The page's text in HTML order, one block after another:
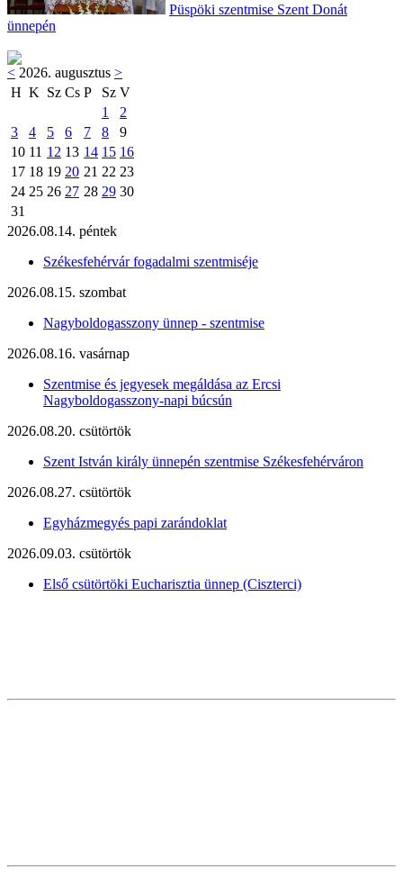
Püspöki szentmise Szent Donát
ünnepén
< 2026. augusztus >
H K Sz Cs P Sz V
1
2
3
4 5 6 7 8
9
10 11 12 13 14 15 16
17 18 19 20 21 22 23
24 25 26 27 28 29 30
31
2026.08.14. péntek
Székesfehérvár fogadalmi szentmiséje
2026.08.15. szombat
Nagyboldogasszony ünnep - szentmise
2026.08.16. vasárnap
Szentmise és jegyesek megáldása az Ercsi
Nagyboldogasszony-napi búcsún
2026.08.20. csütörtök
Szent István király ünnepén szentmise Székesfehérváron
2026.08.27. csütörtök
Egyházmegyés papi zarándoklat
2026.09.03. csütörtök
Első csütörtöki Eucharisztia ünnep (Ciszterci)